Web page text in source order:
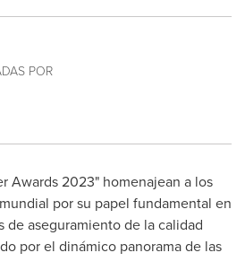
POR
Awards 2023" homenajean a los
por su papel fundamental en
de aseguramiento de la calidad
por el dinámico panorama de las